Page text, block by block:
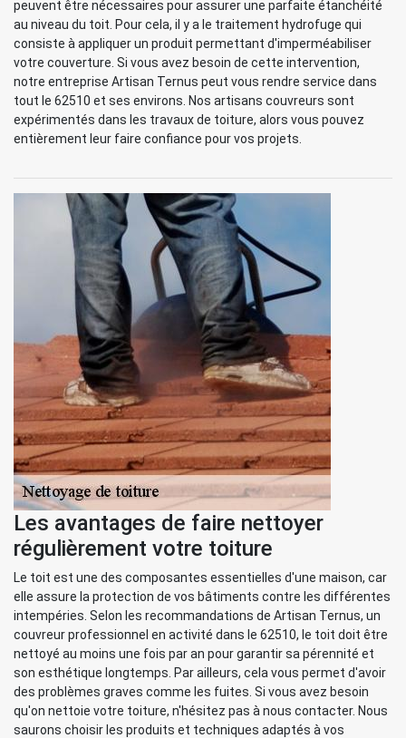
peuvent être nécessaires pour assurer une parfaite étanchéité
au niveau du toit. Pour cela, il y a le traitement hydrofuge qui
consiste à appliquer un produit permettant d'imperméabiliser
votre couverture. Si vous avez besoin de cette intervention,
notre entreprise Artisan Ternus peut vous rendre service dans
tout le 62510 et ses environs. Nos artisans couvreurs sont
expérimentés dans les travaux de toiture, alors vous pouvez
entièrement leur faire confiance pour vos projets.
Les avantages de faire nettoyer
régulièrement votre toiture
Le toit est une des composantes essentielles d'une maison, car
elle assure la protection de vos bâtiments contre les différentes
intempéries. Selon les recommandations de Artisan Ternus, un
couvreur professionnel en activité dans le 62510, le toit doit être
nettoyé au moins une fois par an pour garantir sa pérennité et
son esthétique longtemps. Par ailleurs, cela vous permet d'avoir
des problèmes graves comme les fuites. Si vous avez besoin
qu'on nettoie votre toiture, n'hésitez pas à nous contacter. Nous
saurons choisir les produits et techniques adaptés à vos